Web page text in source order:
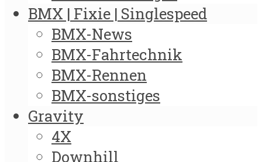
BMX | Fixie | Singlespeed
BMX-News
BMX-Fahrtechnik
BMX-Rennen
BMX-sonstiges
Gravity
4X
Downhill